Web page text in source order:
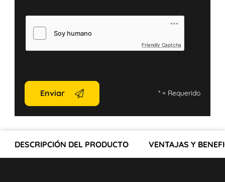
Friendly Captcha
Enviar *= Requerido
DESCRIPCIÓN DEL PRODUCTO VENTAJAS Y